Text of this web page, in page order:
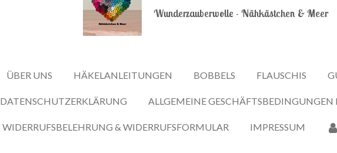
Wunderzauberwolle - Nähkästchen & Meer
ÜBER UNS HÄKELANLEITUNGEN BOBBELS FLAUSCHIS
DATENSCHUTZERKLÄRUNG ALLGEMEINE
WIDERRUFSBELEHRUNG & WIDERRUFSFORMULAR IMPRESSUM